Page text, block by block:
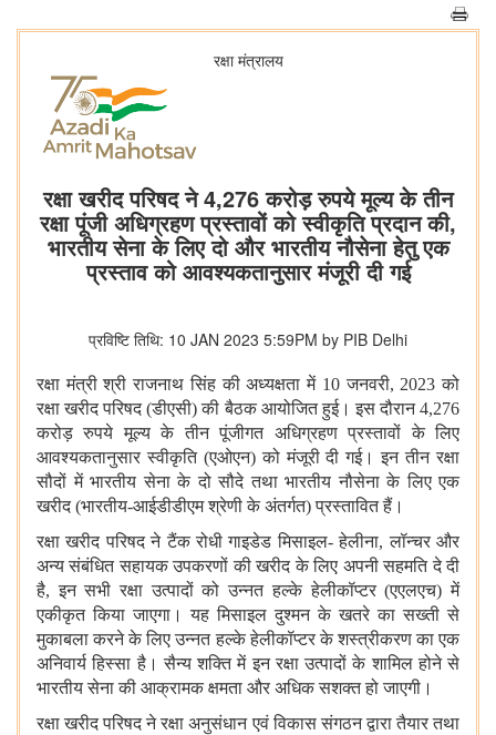
रक्षा मंत्रालय
रक्षा खरीद परिषद ने 4,276 करोड़ रुपये मूल्य के तीन
रक्षा पूंजी अधिग्रहण प्रस्तावों को स्वीकृति प्रदान की,
भारतीय सेना के लिए दो और भारतीय नौसेना हेतु एक
प्रस्ताव को आवश्यकतानुसार मंजूरी दी गई
प्रविष्टि तिथि: 10 JAN 2023 5:59PM by PIB Delhi
रक्षा मंत्री श्री राजनाथ सिंह की अध्यक्षता में 10 जनवरी, 2023 को
रक्षा खरीद परिषद (डीएसी) की बैठक आयोजित हुई। इस दौरान 4,276
करोड़ रुपये मूल्य के तीन पूंजीगत अधिग्रहण प्रस्तावों के लिए
आवश्यकतानुसार स्वीकृति (एओएन) को मंजूरी दी गई। इन तीन रक्षा
सौदों में भारतीय सेना के दो सौदे तथा भारतीय नौसेना के लिए एक
खरीद (भारतीय-आईडीडीएम श्रेणी के अंतर्गत) प्रस्तावित हैं।
रक्षा खरीद परिषद ने टैंक रोधी गाइडेड मिसाइल- हेलीना, लॉन्चर और
अन्य संबंधित सहायक उपकरणों की खरीद के लिए अपनी सहमति दे दी
है, इन सभी रक्षा उत्पादों को उन्नत हल्के हेलीकॉप्टर (एएलएच) में
एकीकृत किया जाएगा। यह मिसाइल दुश्मन के खतरे का सख्ती से
मुकाबला करने के लिए उन्नत हल्के हेलीकॉप्टर के शस्त्रीकरण का एक
अनिवार्य हिस्सा है। सैन्य शक्ति में इन रक्षा उत्पादों के शामिल होने से
भारतीय सेना की आक्रामक क्षमता और अधिक सशक्त हो जाएगी।
रक्षा खरीद परिषद ने रक्षा अनुसंधान एवं विकास संगठन द्वारा तैयार तथा